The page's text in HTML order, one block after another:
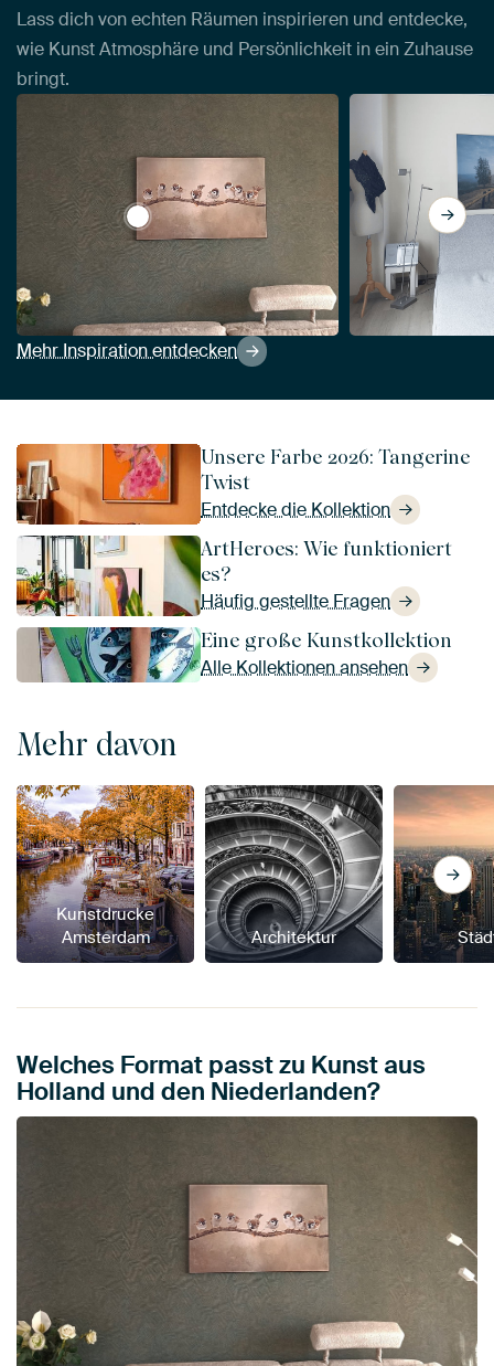
Lass dich von echten Räumen inspirieren und entdecke,
wie Kunst Atmosphäre und Persönlichkeit in ein Zuhause
bringt.
Mehr Inspiration entdecken
View Vögel auf Ast von Diana van Tankeren
Unsere Farbe 2026: Tangerine
Twist
Entdecke die Kollektion
ArtHeroes: Wie funktioniert
es?
Häufig gestellte Fragen
Eine große Kunstkollektion
Alle Kollektionen ansehen
Mehr davon
Kunstdrucke
Amsterdam
Architektur
Welches Format passt zu Kunst aus
Holland und den Niederlanden?